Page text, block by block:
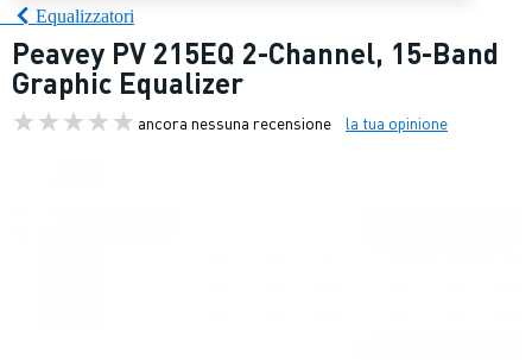
Equalizzatori
Peavey PV 215EQ 2-Channel, 15-Band
Graphic Equalizer
ancora nessuna recensione la tua opinione